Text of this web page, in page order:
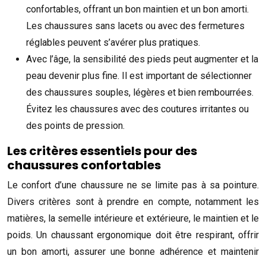
confortables, offrant un bon maintien et un bon amorti.
Les chaussures sans lacets ou avec des fermetures
réglables peuvent s’avérer plus pratiques.
Avec l’âge, la sensibilité des pieds peut augmenter et la
peau devenir plus fine. Il est important de sélectionner
des chaussures souples, légères et bien rembourrées.
Évitez les chaussures avec des coutures irritantes ou
des points de pression.
Les critères essentiels pour des
chaussures confortables
Le confort d’une chaussure ne se limite pas à sa pointure.
Divers critères sont à prendre en compte, notamment les
matières, la semelle intérieure et extérieure, le maintien et le
poids. Un chaussant ergonomique doit être respirant, offrir
un bon amorti, assurer une bonne adhérence et maintenir